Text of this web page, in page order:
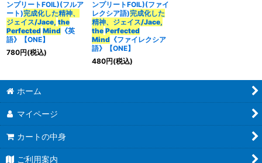
ンプリートFOIL)(フルア
ート)完成化した精神、
ジェイス/Jace, the
Perfected Mind 《英
語》【ONE】
780円(税込)
ンプリートFOIL)(ファイ
レクシア語)完成化した
精神、ジェイス/Jace,
the Perfected
Mind《ファイレクシア
語》【ONE】
480円(税込)
ホーム
マイページ
カートの中身
ご利用案内